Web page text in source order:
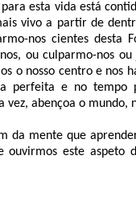
esta vida está
vivo a partir de
nos cientes desta
ou culparmo-nos
o nosso centro e
perfeita e no tempo
vez, abençoa o mundo,
da mente que
ouvirmos este aspeto